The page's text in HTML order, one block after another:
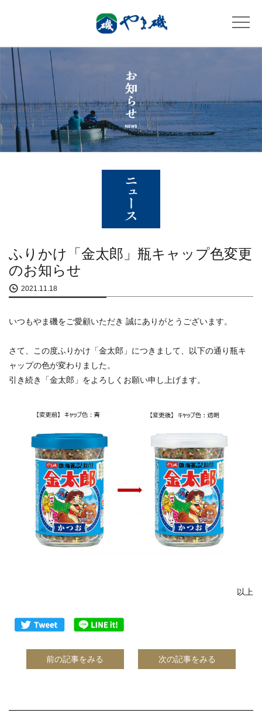
ふりかけ「金太郎」瓶キャップ色変更
のお知らせ
2021.11.18
いつもやま磯をご愛顧いただき 誠にありがとうございます。
さて、この度ふりかけ「金太郎」につきまして、以下の通り瓶キ
ャップの色が変わりました。
引き続き「金太郎」をよろしくお願い申し上げます。
以上
前の記事をみる 次の記事をみる